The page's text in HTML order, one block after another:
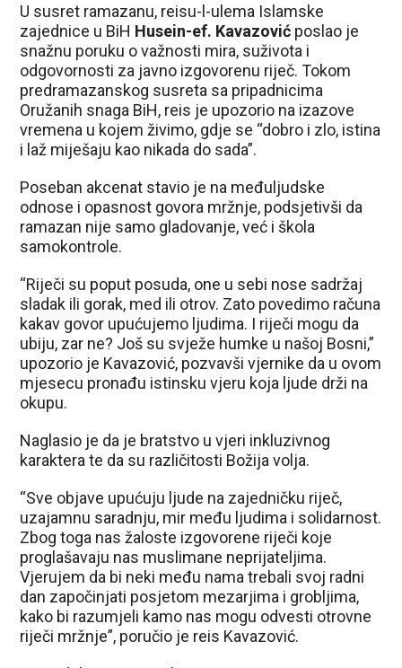
U susret ramazanu, reisu-l-ulema Islamske
zajednice u BiH Husein-ef. Kavazović poslao je
snažnu poruku o važnosti mira, suživota i
odgovornosti za javno izgovorenu riječ. Tokom
predramazanskog susreta sa pripadnicima
Oružanih snaga BiH, reis je upozorio na izazove
vremena u kojem živimo, gdje se “dobro i zlo, istina
i laž miješaju kao nikada do sada”.
Poseban akcenat stavio je na međuljudske
odnose i opasnost govora mržnje, podsjetivši da
ramazan nije samo gladovanje, već i škola
samokontrole.
“Riječi su poput posuda, one u sebi nose sadržaj
sladak ili gorak, med ili otrov. Zato povedimo računa
kakav govor upućujemo ljudima. I riječi mogu da
ubiju, zar ne? Još su svježe humke u našoj Bosni,”
upozorio je Kavazović, pozvavši vjernike da u ovom
mjesecu pronađu istinsku vjeru koja ljude drži na
okupu.
Naglasio je da je bratstvo u vjeri inkluzivnog
karaktera te da su različitosti Božija volja.
“Sve objave upućuju ljude na zajedničku riječ,
uzajamnu saradnju, mir među ljudima i solidarnost.
Zbog toga nas žaloste izgovorene riječi koje
proglašavaju nas muslimane neprijateljima.
Vjerujem da bi neki među nama trebali svoj radni
dan započinjati posjetom mezarjima i grobljima,
kako bi razumjeli kamo nas mogu odvesti otrovne
riječi mržnje”, poručio je reis Kavazović.